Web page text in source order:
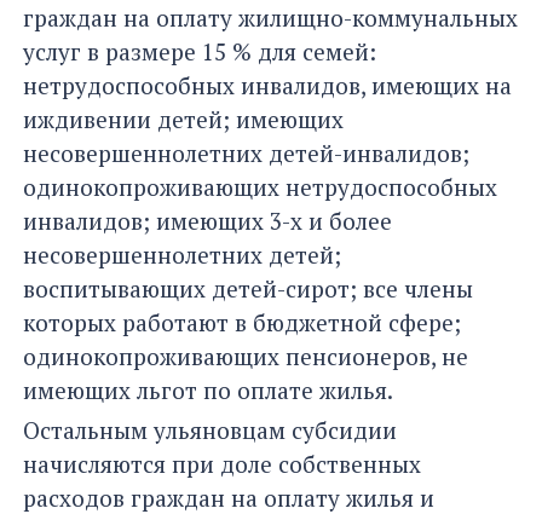
граждан на оплату жилищно-коммунальных
услуг в размере 15 % для семей:
нетрудоспособных инвалидов, имеющих на
иждивении детей; имеющих
несовершеннолетних детей-инвалидов;
одинокопроживающих нетрудоспособных
инвалидов; имеющих 3-х и более
несовершеннолетних детей;
воспитывающих детей-сирот; все члены
которых работают в бюджетной сфере;
одинокопроживающих пенсионеров, не
имеющих льгот по оплате жилья.
Остальным ульяновцам субсидии
начисляются при доле собственных
расходов граждан на оплату жилья и